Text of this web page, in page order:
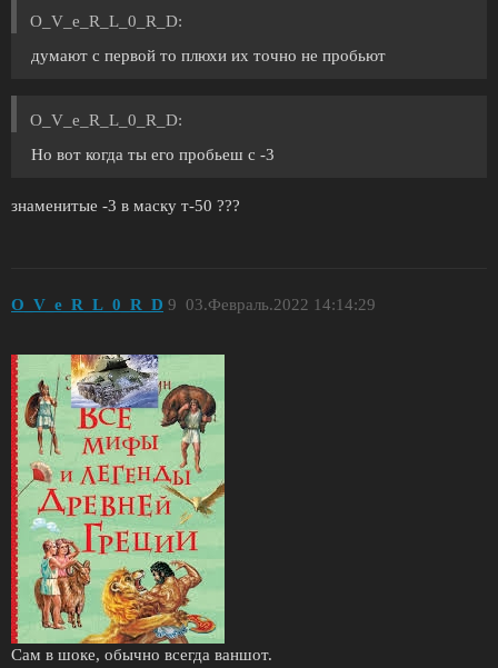
O_V_e_R_L_0_R_D:
думают с первой то плюхи их точно не пробьют
O_V_e_R_L_0_R_D:
Но вот когда ты его пробьеш с -3
знаменитые -3 в маску т-50 ???
O_V_e_R_L_0_R_D 03.Февраль.2022 14:14:29
9
Сам в шоке, обычно всегда ваншот.